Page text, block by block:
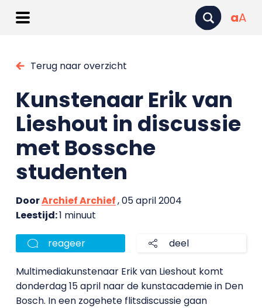
aA
Terug naar overzicht
Kunstenaar Erik van
Lieshout in discussie
met Bossche
studenten
DoorArchief Archief, 05 april 2004
Leestijd:1 minuut
reageer deel
Multimediakunstenaar Erik van Lieshout komt
donderdag 15 april naar de kunstacademie in Den
Bosch. In een zogehete flitsdiscussie gaan